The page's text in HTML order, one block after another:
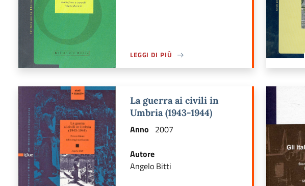
LEGGI DI PIÙ
A PROPOSITO DI LEGGI DI PIÙ DI: CRONACA FAMILIARE
La guerra ai civili in
Umbria (1943-1944)
Anno 2007
Autore
Angelo Bitti